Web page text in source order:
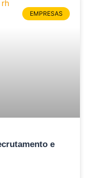
EMPRESAS
e